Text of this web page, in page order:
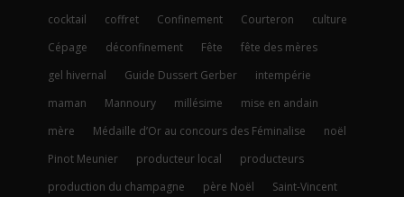
cocktail
coffret Confinement Courteron
culture
Cépage
déconfinement Fête
fête des mères
gel hivernal
Guide Dussert Gerber
intempérie
maman
Mannoury millésime
mise en andain
mère
Médaille d’Or au concours des Féminalise
noël
Pinot Meunier
producteur local
producteurs
production du champagne
père Noël
Saint-Vincent